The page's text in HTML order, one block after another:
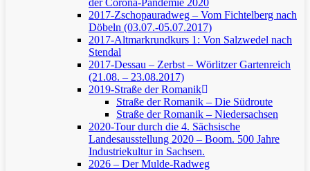
der Corona-Pandemie 2020
2017-Zschopauradweg – Vom Fichtelberg nach
Döbeln (03.07.-05.07.2017)
2017-Altmarkrundkurs 1: Von Salzwedel nach
Stendal
2017-Dessau – Zerbst – Wörlitzer Gartenreich
(21.08. – 23.08.2017)
2019-Straße der Romanik
Straße der Romanik – Die Südroute
Straße der Romanik – Niedersachsen
2020-Tour durch die 4. Sächsische
Landesausstellung 2020 – Boom. 500 Jahre
Industriekultur in Sachsen.
2026 – Der Mulde-Radweg